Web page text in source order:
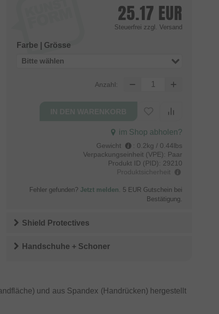
25.17 EUR
Steuerfrei zzgl. Versand
Farbe | Grösse
Bitte wählen
Anzahl:
im Shop abholen?
Gewicht : 0.2kg / 0.44lbs
Verpackungseinheit (VPE): Paar
Produkt ID (PID): 29210
Produktsicherheit
Fehler gefunden? Jetzt melden. 5 EUR Gutschein bei
Bestätigung.
Shield Protectives
Handschuhe + Schoner
und aus Spandex (Handrücken) hergestellt